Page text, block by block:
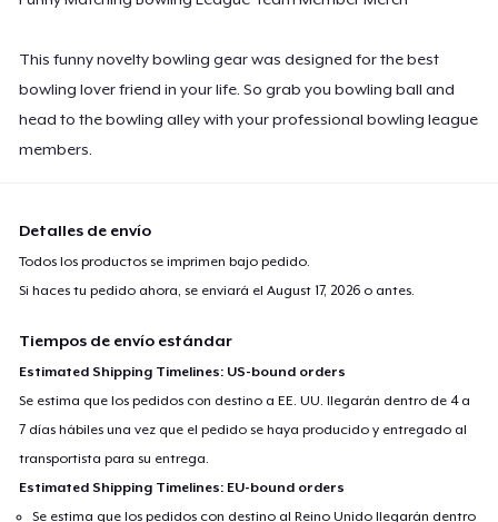
This funny novelty bowling gear was designed for the best
bowling lover friend in your life. So grab you bowling ball and
head to the bowling alley with your professional bowling league
members.
Detalles de envío
Todos los productos se imprimen bajo pedido.
Si haces tu pedido ahora, se enviará elAugust 17, 2026 o antes.
Tiempos de envío estándar
Estimated Shipping Timelines: US-bound orders
Se estima que los pedidos con destino a EE. UU. llegarán dentro de 4 a
7 días hábiles una vez que el pedido se haya producido y entregado al
transportista para su entrega.
Estimated Shipping Timelines: EU-bound orders
Se estima que los pedidos con destino al Reino Unido llegarán dentro